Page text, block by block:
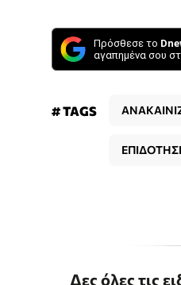
Πρόσθεσε το
αγαπημένα σου
# TAGS
Δες όλες τις